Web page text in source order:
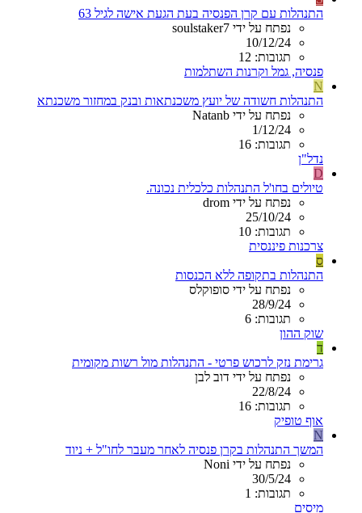
התנהלות עם קרן הפנסיה בעת הגעת אישה לגיל 63
נפתח על ידי soulstaker7
10/12/24
תגובות: 12
פנסיה, גמל וקרנות השתלמות
N
התנהלות חשודה של יועץ משכנתאות ובנק במחזור משכנתא
נפתח על ידי Natanb
1/12/24
תגובות: 16
נדל"ן
D
טיולים בחו'ל התנהלות כלכלית נכונה.
נפתח על ידי drom
25/10/24
תגובות: 10
צרכנות פיננסית
ס
התנהלות בתקופה ללא הכנסות
נפתח על ידי סופוקלס
28/9/24
תגובות: 6
שוק ההון
ד
גרימת נזק לרכוש פרטי - התנהלות מול רשות מקומית
נפתח על ידי דוב לבן
22/8/24
תגובות: 16
אוף טופיק
N
המשך התנהלות בקרן פנסיה לאחר מעבר לחו"ל + ניוד
נפתח על ידי Noni
30/5/24
תגובות: 1
מיסים